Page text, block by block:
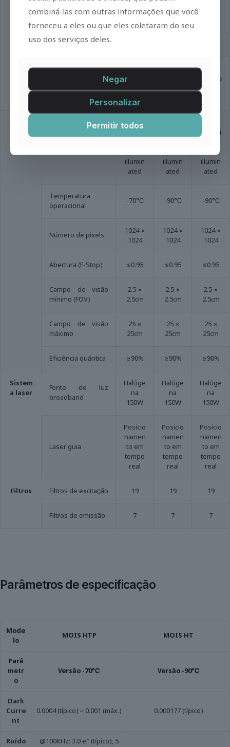
espectral de alta
√ √
Módulo de raio-X
Módulo de
upconversion
Expans
ível
ível
Expans
CCD
illumin
ated
illumin
ated
científi
back-
illumin
ated
Temperatura
operacional
-70℃ -90℃ -90℃
Número de pixels
1024 ×
1024
1024 ×
1024
1024 ×
1024
Abertura (F-Stop) ≤0.95 ≤0.95 ≤0.95
Campo de visão
mínimo (FOV)
2.5 ×
2.5cm
2.5 ×
2.5cm
2.5 ×
2.5cm
Campo de visão
máximo
25 ×
25cm
25 ×
25cm
25 ×
25cm
Eficiência quântica ≥90% ≥90% ≥90%
Sistem
a laser
Fonte de luz
broadband
Halóge
na
150W
Halóge
na
150W
Halóge
na
150W
Laser guia
Posicio
namen
to em
tempo
real
Posicio
namen
to em
tempo
real
Posicio
namen
to em
tempo
real
Filtros Filtros de excitação 19 19 19
Filtros de emissão 7 7 7
Parâmetros de especificação
Mode
lo
MOIS HTP MOIS HT
Parâ
metr
o
Versão -70℃ Versão -90℃
Dark
Curre
nt
0.0004 (típico) – 0.001 (máx.) 0.000177 (típico)
Ruído
@100KHz: 3.0 e⁻ (típico), 5
combiná-las com outras informações que você
forneceu a eles ou que eles coletaram do seu
uso dos serviços deles.
Negar
Personalizar
Permitir todos